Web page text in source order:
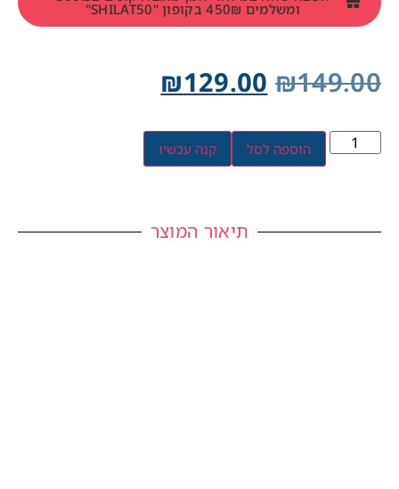
₪149.00
₪129.00
הוספה לסל קנה עכשיו
תיאור המוצר
ומשלמים 450₪ בקופון "SHILAT50"